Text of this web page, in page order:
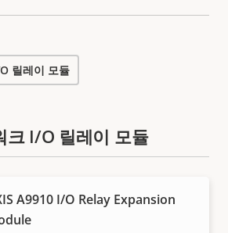
릴레이 모듈
크 I/O 릴레이 모듈
A9910 I/O Relay Expansion